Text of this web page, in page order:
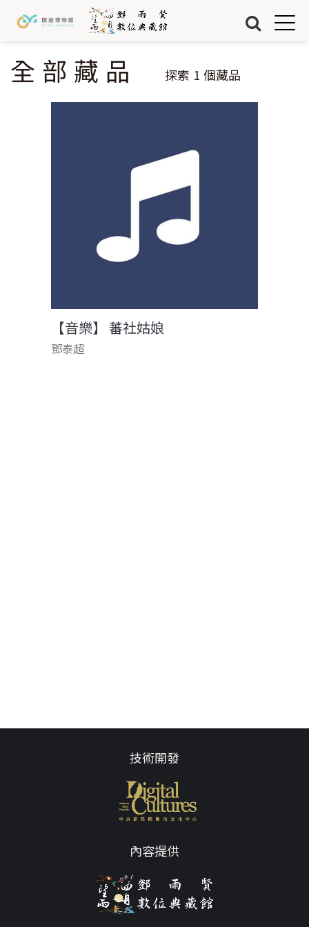
關於我們
Jump to Navigation
Jump to Main content
您在這裡
全部藏品 探索 1 個藏品
【音樂】 蕃社姑娘
鄧泰超
技術開發
內容提供